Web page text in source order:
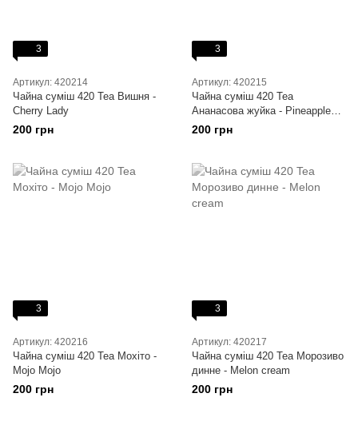
3
Артикул: 420214
Чайна суміш 420 Tea Вишня -
Cherry Lady
200 грн
3
Артикул: 420215
Чайна суміш 420 Tea
Ананасова жуйка - Pineapple
Gum
200 грн
3
Артикул: 420216
Чайна суміш 420 Tea Мохіто -
Mojo Mojo
200 грн
3
Артикул: 420217
Чайна суміш 420 Tea Морозиво
динне - Melon cream
200 грн